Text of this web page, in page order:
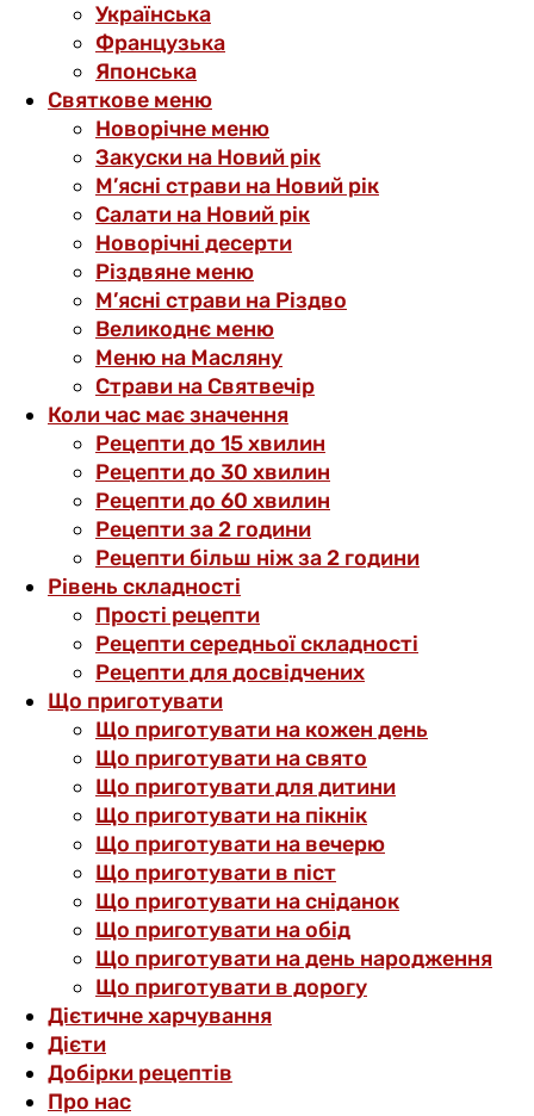
Українська
Французька
Японська
Святкове меню
Новорічне меню
Закуски на Новий рік
М’ясні страви на Новий рік
Салати на Новий рік
Новорічні десерти
Різдвяне меню
М’ясні страви на Різдво
Великоднє меню
Меню на Масляну
Страви на Святвечір
Коли час має значення
Рецепти до 15 хвилин
Рецепти до 30 хвилин
Рецепти до 60 хвилин
Рецепти за 2 години
Рецепти більш ніж за 2 години
Рівень складності
Прості рецепти
Рецепти середньої складності
Рецепти для досвідчених
Що приготувати
Що приготувати на кожен день
Що приготувати на свято
Що приготувати для дитини
Що приготувати на пікнік
Що приготувати на вечерю
Що приготувати в піст
Що приготувати на сніданок
Що приготувати на обід
Що приготувати на день народження
Що приготувати в дорогу
Дієтичне харчування
Дієти
Добірки рецептів
Про нас